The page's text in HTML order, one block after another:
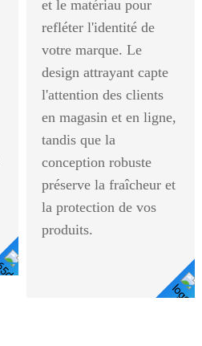
et le matériau pour
refléter l'identité de
votre marque. Le
design attrayant capte
l'attention des clients
en magasin et en ligne,
tandis que la
conception robuste
préserve la fraîcheur et
la protection de vos
produits.